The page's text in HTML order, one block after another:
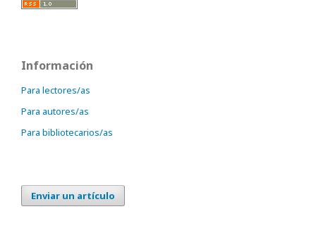
Información
Para lectores/as
Para autores/as
Para bibliotecarios/as
Enviar un artículo